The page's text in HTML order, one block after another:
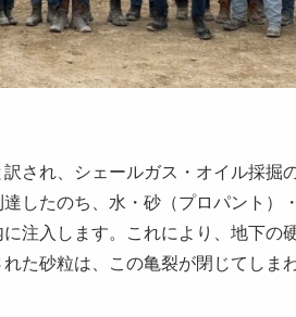
され、シェールガス・オイル採掘
したのち、水・砂（プロパント）
注入します。これにより、地下の
た砂粒は、この亀裂が閉じてしま